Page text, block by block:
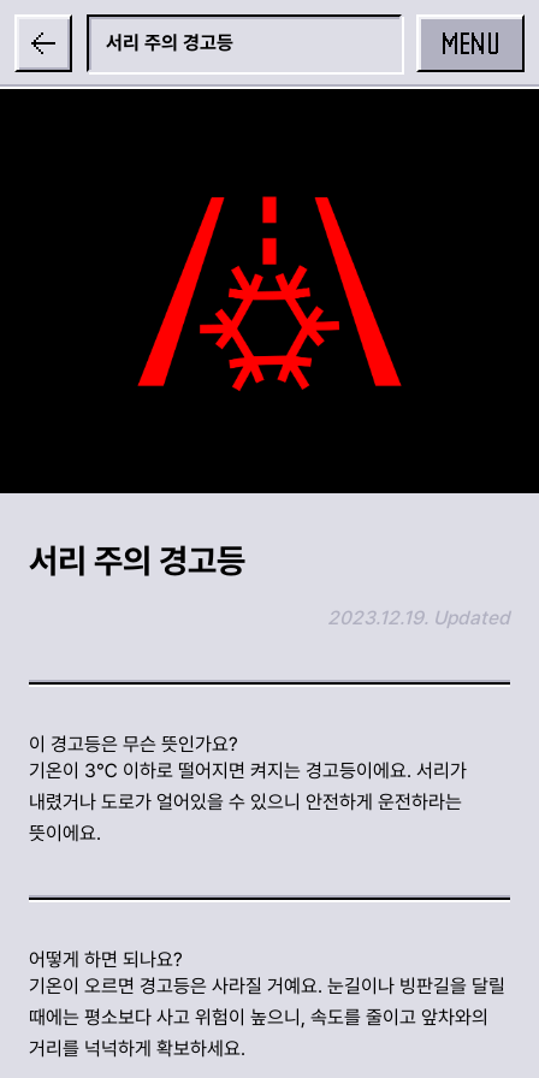
MENU
서리 주의 경고등
서리 주의 경고등
2023.12.19. Updated
이 경고등은 무슨 뜻인가요?
기온이 3℃ 이하로 떨어지면 켜지는 경고등이에요. 서리가
내렸거나 도로가 얼어있을 수 있으니 안전하게 운전하라는
뜻이에요.
어떻게 하면 되나요?
기온이 오르면 경고등은 사라질 거예요. 눈길이나 빙판길을 달릴
때에는 평소보다 사고 위험이 높으니, 속도를 줄이고 앞차와의
거리를 넉넉하게 확보하세요.
링크 복사하기